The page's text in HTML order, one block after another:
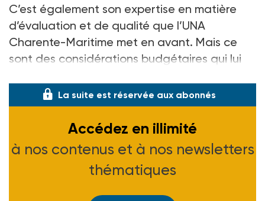
C’est également son expertise en matière
d’évaluation et de qualité que l’UNA
Charente-Maritime met en avant. Mais ce
sont des considérations budgétaires qui lui
La suite est réservée aux abonnés
Accédez en illimité
à nos contenus et à nos newsletters
thématiques